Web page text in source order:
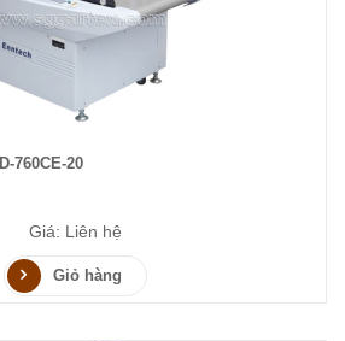
760CE-20
Giá: Liên hệ
Giỏ hàng